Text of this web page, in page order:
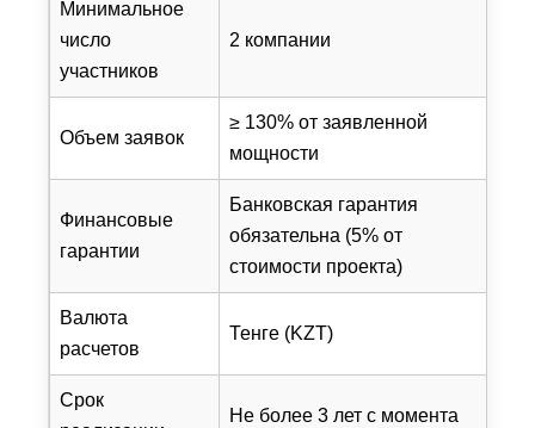
Минимальное
число
участников
2 компании
Объем заявок
≥ 130% от заявленной
мощности
Финансовые
гарантии
Банковская гарантия
обязательна (5% от
стоимости проекта)
Валюта
расчетов
Тенге (KZT)
Срок
Не более 3 лет с момента